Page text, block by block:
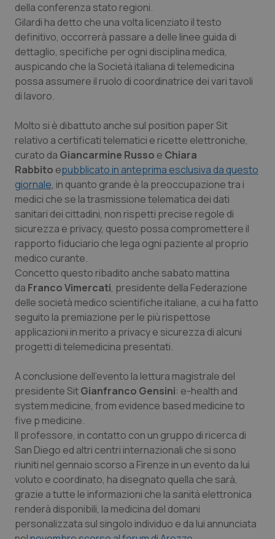
Piemonte
Provincia Autonoma di Bolzano
Provincia Autonoma di Trento
Sardegna
Sicilia
Toscana
Umbria
Valle D’Aosta
Veneto
HIV
Infezioni & Febbre
Ipertensione & Scompenso
Malattia di Crohn & Rettocolite Ulcerosa
Neuroscienze & patologie neurodegenerative
Obesità
Oftalmologia
Oncodermatologia
Oncoematologia
Oncologia & Nutrizione
Quotidiano Cardiologia
Quotidiano Chirurgia
Quotidiano Oncologia
Quotidiano Pediatria
Rene & patologie urogenitali
della conferenza stato regioni.
Gilardi ha detto che una volta licenziato il testo
definitivo, occorrerà passare a delle linee guida di
dettaglio, specifiche per ogni disciplina medica,
auspicando che la Società italiana di telemedicina
possa assumere il ruolo di coordinatrice dei vari tavoli
di lavoro.
Molto si è dibattuto anche sul position paper Sit
relativo a certificati telematici e ricette elettroniche,
curato da Giancarmine Russo e Chiara
Rabbito epubblicato in anteprima esclusiva da questo
giornale, in quanto grande è la preoccupazione tra i
medici che se la trasmissione telematica dei dati
sanitari dei cittadini, non rispetti precise regole di
sicurezza e privacy, questo possa compromettere il
rapporto fiduciario che lega ogni paziente al proprio
medico curante.
Concetto questo ribadito anche sabato mattina
da Franco Vimercati, presidente della Federazione
delle società medico scientifiche italiane, a cui ha fatto
seguito la premiazione per le più rispettose
applicazioni in merito a privacy e sicurezza di alcuni
progetti di telemedicina presentati.
A conclusione dell'evento la lettura magistrale del
presidente SitGianfranco Gensini: e-health and
system medicine, from evidence based medicine to
five p medicine.
Il professore, in contatto con un gruppo di ricerca di
San Diego ed altri centri internazionali che si sono
riuniti nel gennaio scorso a Firenze in un evento da lui
voluto e coordinato, ha disegnato quella che sarà,
grazie a tutte le informazioni che la sanità elettronica
renderà disponibili, la medicina del domani
personalizzata sul singolo individuo e da lui annunciata